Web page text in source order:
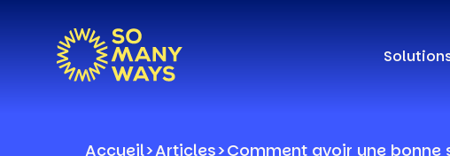
Accueil>Articles>Comment avoir une bonne